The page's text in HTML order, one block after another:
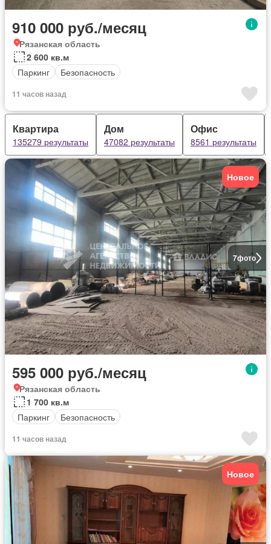
910 000 руб./месяц
Рязанская область
2 600 кв.м
Паркинг
Безопасность
11 часов назад
Квартира
135279 результаты
Дом
47082 результаты
Офис
8561 результаты
7фото
Новое
595 000 руб./месяц
Рязанская область
1 700 кв.м
Паркинг
Безопасность
11 часов назад
Новое